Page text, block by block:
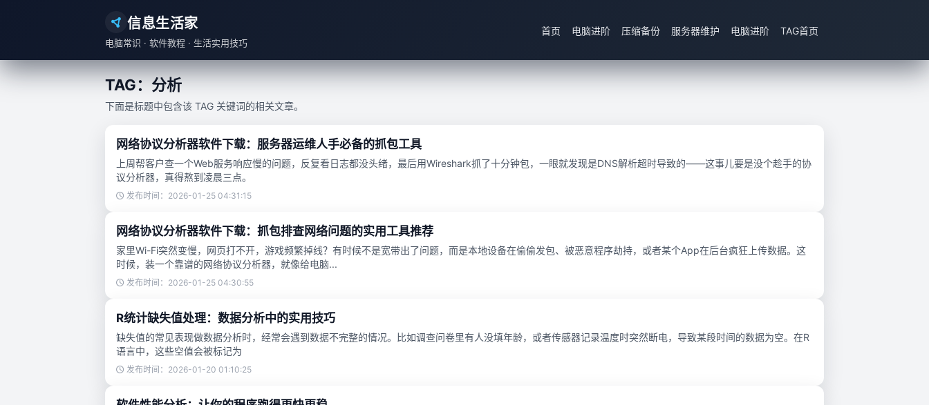
信息生活家
电脑常识 · 软件教程 · 生活实用技巧
首页 电脑进阶 压缩备份 服务器维护 电脑进阶 TAG首页
TAG：分析
下面是标题中包含该 TAG 关键词的相关文章。
网络协议分析器软件下载：服务器运维人手必备的抓包工具
上周帮客户查一个Web服务响应慢的问题，反复看日志都没头绪，最后用Wireshark抓了十分钟包，一眼就发现是DNS解析超时导致的——这事儿要是没个趁手的协
议分析器，真得熬到凌晨三点。
发布时间：2026-01-25 04:31:15
网络协议分析器软件下载：抓包排查网络问题的实用工具推荐
家里Wi-Fi突然变慢，网页打不开，游戏频繁掉线？有时候不是宽带出了问题，而是本地设备在偷偷发包、被恶意程序劫持，或者某个App在后台疯狂上传数据。这
时候，装一个靠谱的网络协议分析器，就像给电脑...
发布时间：2026-01-25 04:30:55
R统计缺失值处理：数据分析中的实用技巧
缺失值的常见表现做数据分析时，经常会遇到数据不完整的情况。比如调查问卷里有人没填年龄，或者传感器记录温度时突然断电，导致某段时间的数据为空。在R
语言中，这些空值会被标记为
发布时间：2026-01-20 01:10:25